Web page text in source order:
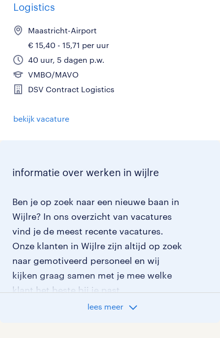
Logistics
Maastricht-Airport
€ 15,40 - 15,71 per uur
40 uur, 5 dagen p.w.
VMBO/MAVO
DSV Contract Logistics
bekijk vacature
informatie over werken in wijlre
Ben je op zoek naar een nieuwe baan in
Wijlre? In ons overzicht van vacatures
vind je de meest recente vacatures.
Onze klanten in Wijlre zijn altijd op zoek
naar gemotiveerd personeel en wij
kijken graag samen met je mee welke
klant het beste bij je past.
lees meer